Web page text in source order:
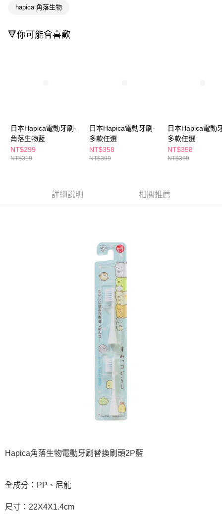
AFTEE先享後付
AFTEE先享後付是「在收到商品之後才付款」的支付方式。 讓您購物簡單
３．收到繳費通知簡訊後14天內，點擊此簡訊中的連結，可透過四大超商／
ATM／網路銀行／等多元方式進行付款，方視為交易完成。
※ 請注意：結帳手續完成當下不需立刻繳費，但若您需要取消訂單，請聯絡
購買商品的店家。未經商家同意取消之訂單仍視為有效，需透過AFTEE先享
後付繳納相關費用。
客戶支援中心」 https://netprotections.freshdesk.com/support/home
２．關於個人資料處理事宜，請瀏覽以下網址：
３．未成年的使用者請事先徵得法定代理人或監護人之同意方可使用
「AFTEE先享後付」，若未經同意申辦者引起之損失，本公司不負相關責
４．使用「AFTEE先享後付」時，將依據個別帳號之用戶狀況，依本公司即
時審查核予不同之上限額度；若仍有額度不足之情形，本公司將視審查結果
５．嚴禁一人註冊多個帳號或使用他人資訊註冊。若發現惡意使用之情形，
恩沛科技股份有限公司將有權停止該用戶之使用額度並採取法律行動。
即享券
萊爾富取貨付款
每筆NT$65，滿NT$490(含以上)免運費
每筆NT$65，滿NT$490(含以上)免運費
每筆NT$100，滿NT$790(含以上)免運費
付款後寶雅門市自取(由倉庫統一出貨)
每筆NT$80，滿NT$290(含以上)免運費
hapica 角落生物
🔻你可能會喜歡
日本Hapica電動牙刷-
角落生物藍
NT$299
NT$319
日本Hapica電動牙刷-
多款任選
NT$358
NT$399
日本Hapica電動
多款任選
NT$358
NT$399
詳細說明 相關推薦
Hapica角落生物電動牙刷替換刷頭2P藍
全成分：PP、尼龍
尺寸：22X4X1.4cm